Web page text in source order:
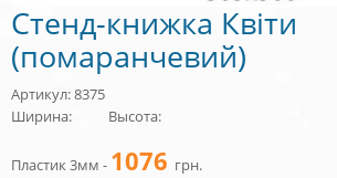
Стенд-книжка Квіти
(помаранчевий)
Артикул: 8375
Ширина:
Высота:
Пластик 3мм - 1076 грн.